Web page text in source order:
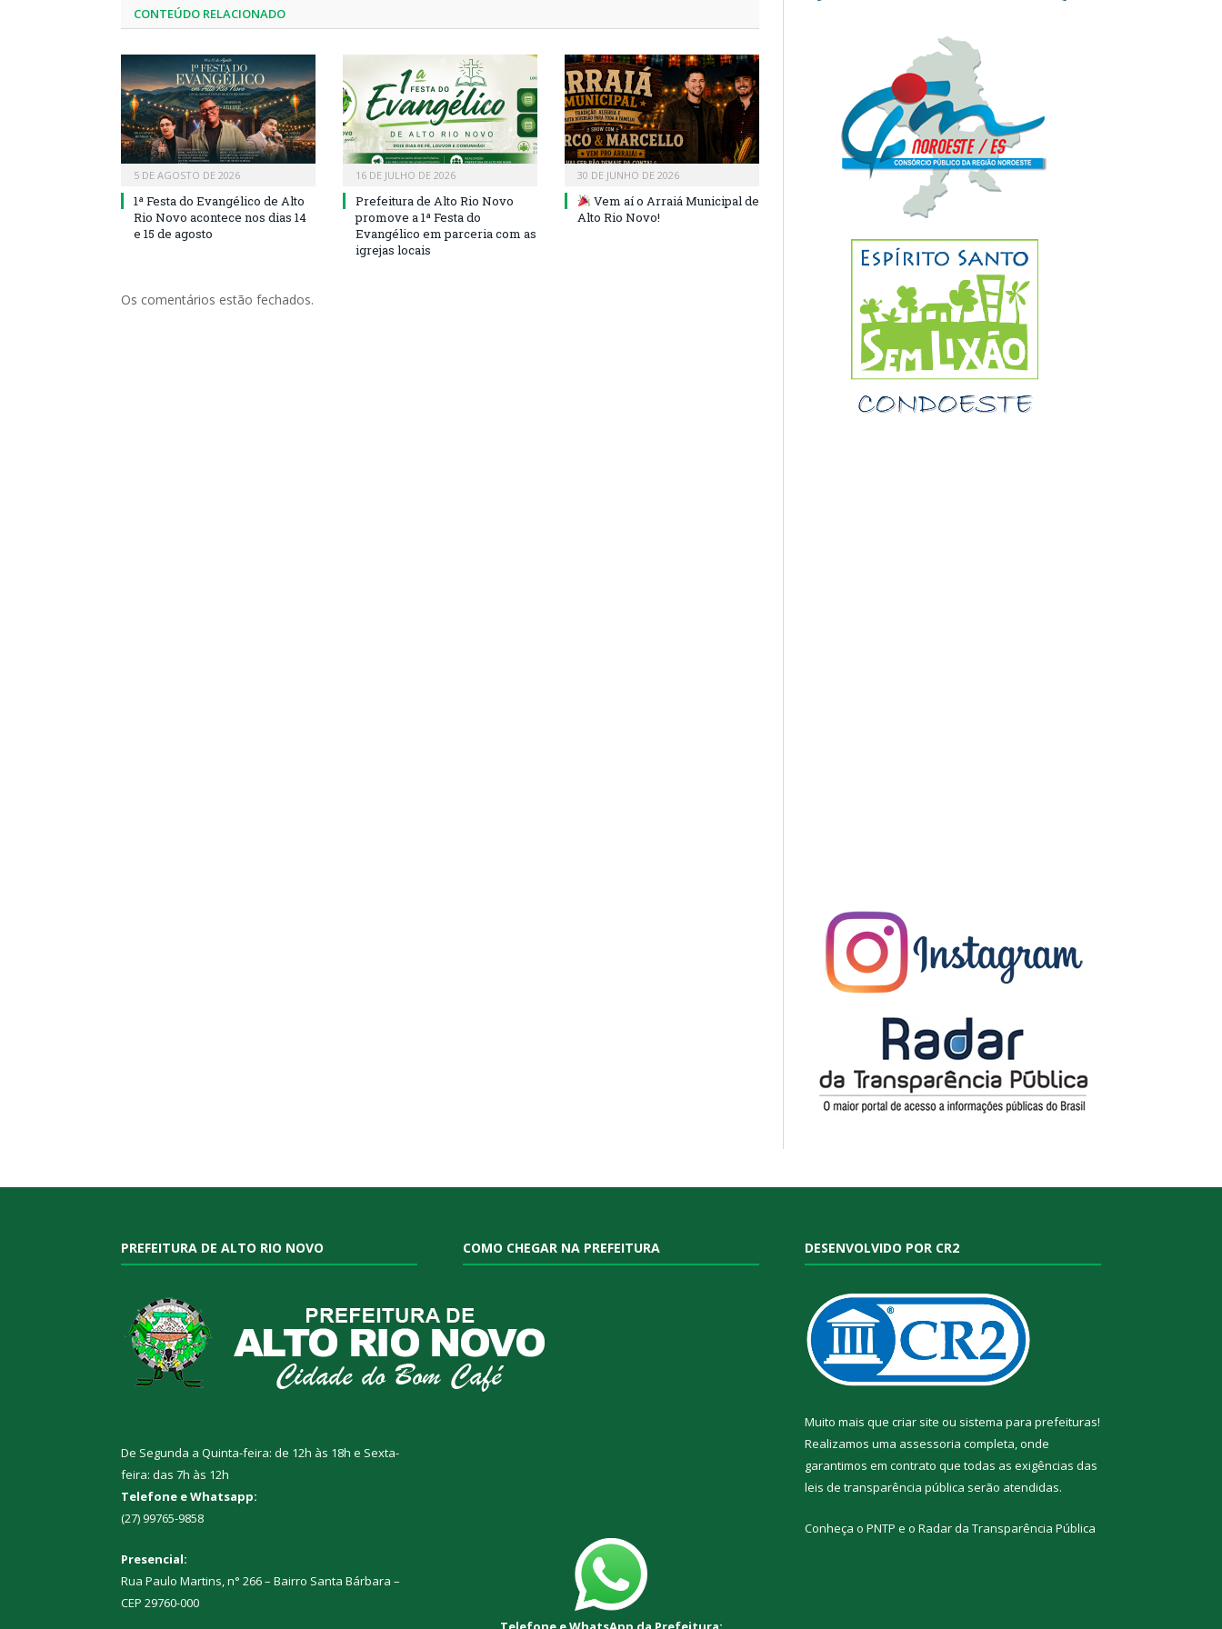
CONTEÚDO RELACIONADO
5 DE AGOSTO DE 2026
1ª Festa do Evangélico de Alto
Rio Novo acontece nos dias 14
e 15 de agosto
16 DE JULHO DE 2026
Prefeitura de Alto Rio Novo
promove a 1ª Festa do
Evangélico em parceria com as
igrejas locais
30 DE JUNHO DE 2026
Vem aí o Arraiá Municipal de
Alto Rio Novo!
Os comentários estão fechados.
PREFEITURA DE ALTO RIO NOVO
De Segunda a Quinta-feira: de 12h às 18h e Sexta-
feira: das 7h às 12h
Telefone e Whatsapp:
(27) 99765-9858
Presencial:
Rua Paulo Martins, n° 266 – Bairro Santa Bárbara –
CEP 29760-000
COMO CHEGAR NA PREFEITURA DESENVOLVIDO POR CR2
Muito mais que criar site ou sistema para prefeituras!
Realizamos uma assessoria completa, onde
garantimos em contrato que todas as exigências das
leis de transparência pública serão atendidas.
Conheça o PNTP e o Radar da Transparência Pública